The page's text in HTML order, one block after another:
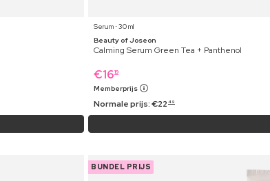
Serum ⋅ 30 ml
Beauty of Joseon
Calming Serum Green Tea + Panthenol
€1619
Memberprijs
Normale prijs:€22 49
BUNDEL PRIJS